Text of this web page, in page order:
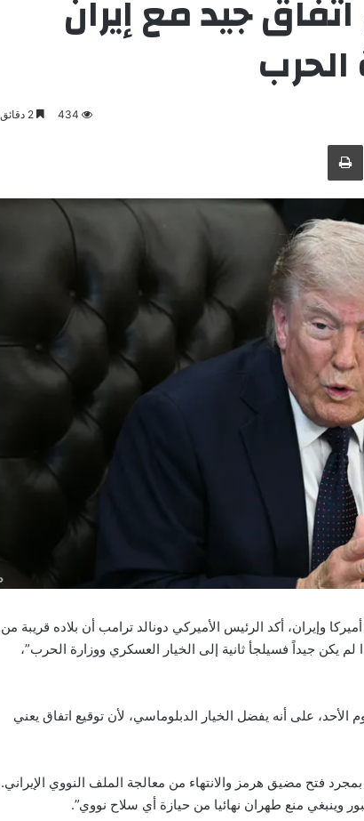
جيد مع إيران
الحرب
434
وإيران، أكد الرئيس الأميركي دونالد ترامب أن بلاده قريبة من
لم يكن جيداً فسيلجأ ثانية إلى الخيار العسكري ووزارة الحرب”،
على أنه يفضل الخيار الدبلوماسي، لأن توقيع اتفاق يعني
فتح مضيق هرمز والانتهاء من معالجة الملف النووي الإيراني.
منع طهران نهائيا من حيازة أي سلاح نووي”.